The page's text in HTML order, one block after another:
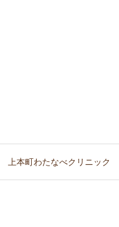
上本町わたなべクリニック